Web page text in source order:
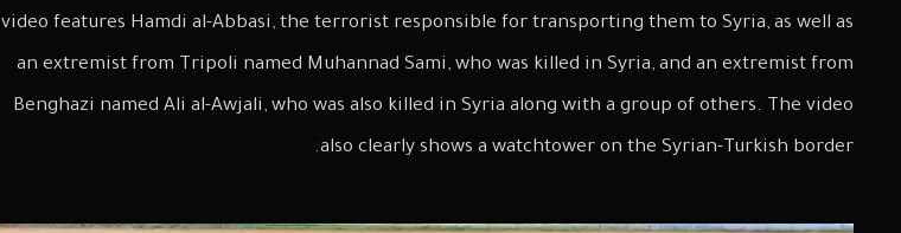
video features Hamdi al-Abbasi, the terrorist responsible for transporting them to Syria, as well as
an extremist from Tripoli named Muhannad Sami, who was killed in Syria, and an extremist from
Benghazi named Ali al-Awjali, who was also killed in Syria along with a group of others. The video
also clearly shows a watchtower on the Syrian-Turkish border.